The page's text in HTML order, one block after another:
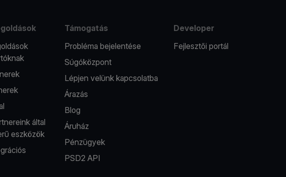
által
eszközök
Támogatás
Probléma bejelentése
Súgóközpont
Lépjen velünk kapcsolatba
Árazás
Blog
Áruház
Pénzügyek
PSD2 API
Developer
Fejlesztői portál